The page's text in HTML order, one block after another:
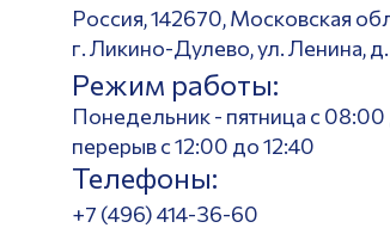
Россия, 142670, Московская
г. Ликино-Дулево, ул. Ленина, д.
Режим работы:
Понедельник - пятница с 08:00
перерыв с 12:00 до 12:40
Телефоны:
+7 (496) 414-36-60